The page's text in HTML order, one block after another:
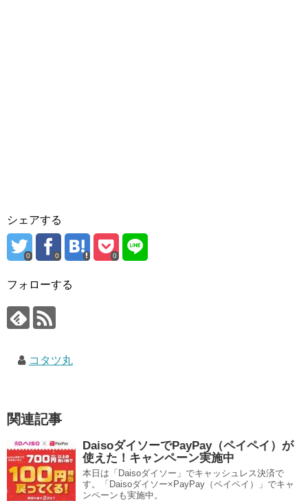
シェアする
0 0 0
フォローする
コタツ丸
関連記事
DaisoダイソーでPayPay（ペイペイ）が
使えた！キャンペーン実施中
本日は「Daisoダイソー」でキャッシュレス決済で
す。「Daisoダイソー×PayPay（ペイペイ）」でキャ
ンペーンも実施中。